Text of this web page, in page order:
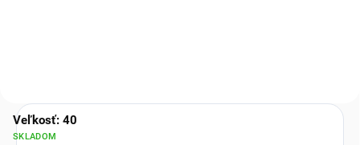
Veľkosť: 40
SKLADOM